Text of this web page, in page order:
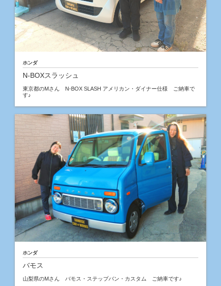
ホンダ
N-BOXスラッシュ
東京都のMさん N-BOX SLASH アメリカン・ダイナー仕様 ご納車で
す♪
ホンダ
バモス
山梨県のMさん バモス・ステップバン・カスタム ご納車です♪